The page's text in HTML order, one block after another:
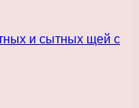
и сытных щей с